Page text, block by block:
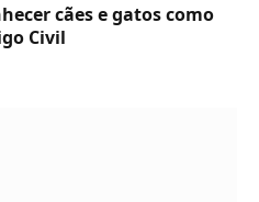
cães e gatos como
Civil